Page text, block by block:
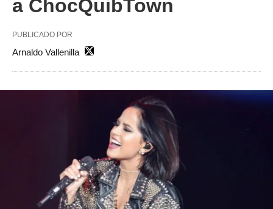
a ChocQuibTown
PUBLICADO POR
Arnaldo Vallenilla